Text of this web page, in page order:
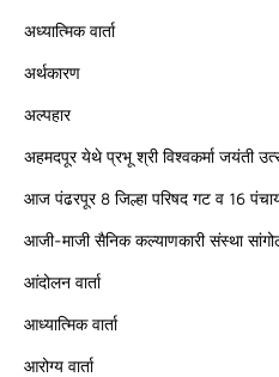
अध्यात्मिक वार्ता
अर्थकारण
अल्पहार
अहमदपूर येथे प्रभू श्री विश्वकर्मा जयंती
आज पंढरपूर 8 जिल्हा परिषद गट व 16
आजी-माजी सैनिक कल्याणकारी संस्था
आंदोलन वार्ता
आध्यात्मिक वार्ता
आरोग्य वार्ता